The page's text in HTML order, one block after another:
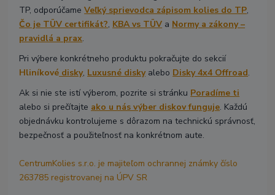
TP, odporúčameVeľký sprievodca zápisom kolies do TP,
Čo je TÜV certifikát?, KBA vs TÜV a Normy a zákony –
pravidlá a prax.
Pri výbere konkrétneho produktu pokračujte do sekcií
Hliníkové disky, Luxusné diskyalebo Disky 4x4 Offroad.
Ak si nie ste istí výberom, pozrite si stránku Poradíme ti
alebo si prečítajte ako u nás výber diskov funguje. Každú
objednávku kontrolujeme s dôrazom na technickú správnosť,
bezpečnosť a použiteľnosť na konkrétnom aute.
CentrumKolies s.r.o. je majiteľom ochrannej známky číslo
263785 registrovanej na ÚPV SR